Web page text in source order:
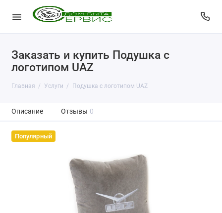
Заказать и купить Подушка с
логотипом UAZ
Главная Услуги Подушка с логотипом UAZ
Описание Отзывы 0
Популярный